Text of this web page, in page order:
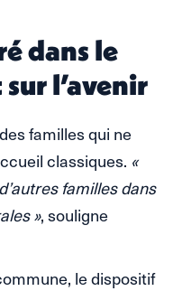
dans le
l’avenir
familles qui ne
classiques. «
familles dans
», souligne
le dispositif